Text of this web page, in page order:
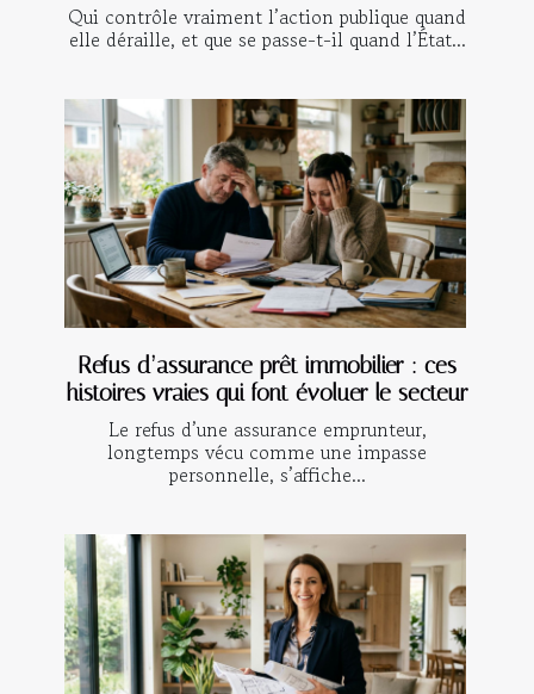
Qui contrôle vraiment l’action publique quand
elle déraille, et que se passe-t-il quand l’État...
Refus d’assurance prêt immobilier : ces
histoires vraies qui font évoluer le secteur
Le refus d’une assurance emprunteur,
longtemps vécu comme une impasse
personnelle, s’affiche...